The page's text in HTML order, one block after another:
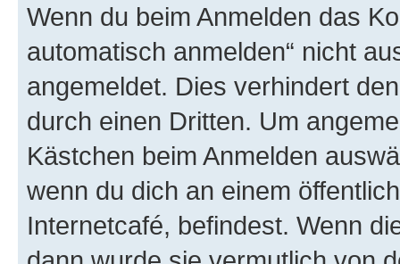
Wenn du beim Anmelden das
automatisch anmelden“ nicht
angemeldet. Dies verhindert
durch einen Dritten. Um
Kästchen beim Anmelden
wenn du dich an einem
Internetcafé, befindest. Wenn